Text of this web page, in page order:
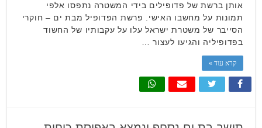
אותן ברשת של פדופילים בידי המשטרה נתפסו אלפי
תמונות על מחשבו האישי. פרשת הפדופיל מבת ים – חוקרי
הסייבר של משטרת ישראל עלו על עקבותיו של החשוד
בפדופיליה והגיעו לעצור …
קרא עוד »